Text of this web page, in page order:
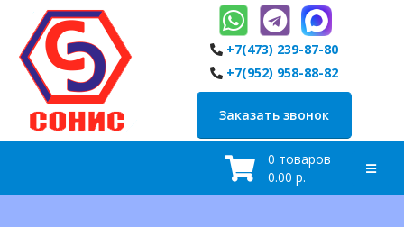
+7(473) 239-87-80
+7(952) 958-88-82
Заказать звонок
0 товаров
0.00 р.